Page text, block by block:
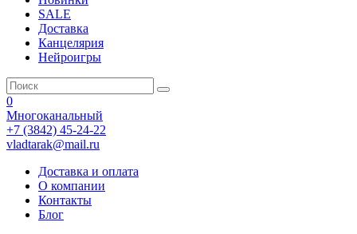
SALE
Доставка
Канцелярия
Нейроигры
0
Многоканальный
+7 (3842) 45-24-22
vladtarak@mail.ru
Доставка и оплата
О компании
Контакты
Блог